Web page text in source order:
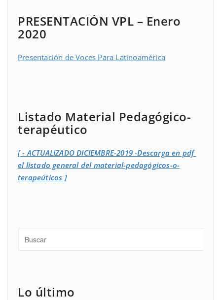
PRESENTACIÓN VPL – Enero
2020
Presentación de Voces Para Latinoamérica
Listado Material Pedagógico-
terapéutico
[ - ACTUALIZADO DICIEMBRE-2019 -Descarga en pdf
el listado general del material-pedagógicos-o-
terapeúticos ]
Lo último